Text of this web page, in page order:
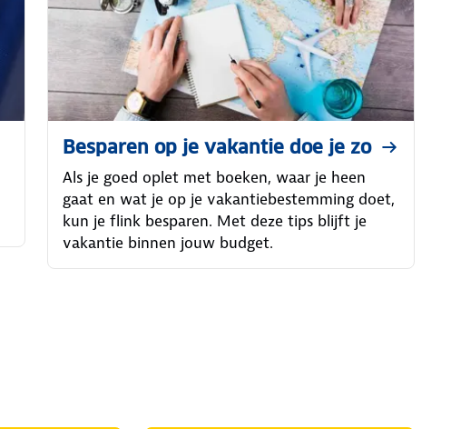
Besparen op je vakantie doe je zo
Als je goed oplet met boeken, waar je heen
gaat en wat je op je vakantiebestemming doet,
kun je flink besparen. Met deze tips blijft je
vakantie binnen jouw budget.